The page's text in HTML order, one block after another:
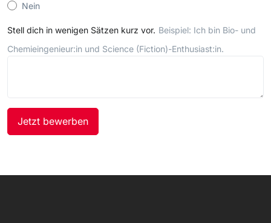
Nein
Stell dich in wenigen Sätzen kurz vor. Beispiel: Ich bin Bio- und
Chemieingenieur:in und Science (Fiction)-Enthusiast:in.